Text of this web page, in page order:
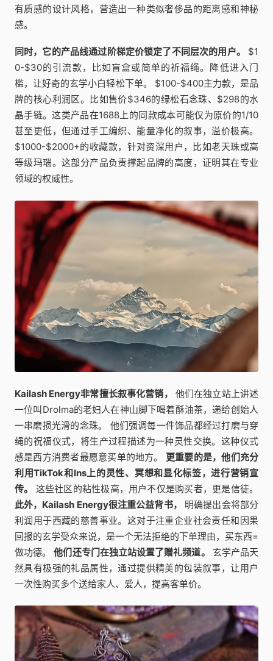
有质感的设计风格，营造出一种类似奢侈品的距离感和神秘
感。
同时，它的产品线通过阶梯定价锁定了不同层次的用户。
$1
0-$30的引流款，比如盲盒或简单的祈福绳。降低进入门
槛，让好奇的玄学小白轻松下单。 $100-$400主力款，是品
牌的核心利润区。比如售价$346的绿松石念珠、$298的水
晶手链。这类产品在1688上的同款成本可能仅为原价的1/10
甚至更低，但通过手工编织、能量净化的叙事，溢价极高。
$1000-$2000+的收藏款，针对资深用户，比如老天珠或高
等级玛瑙。这部分产品负责撑起品牌的高度，证明其在专业
领域的权威性。
Kailash Energy非常擅长叙事化营销，
他们在独立站上讲述
一位叫Drolma的老妇人在神山脚下喝着酥油茶，递给创始人
一串磨损光滑的念珠。 他们强调每一件饰品都经过打磨与穿
绳的祝福仪式，将生产过程描述为一种灵性交换。这种仪式
感是西方消费者最愿意买单的地方。 更重要的是，他们充分
利用TikTok和Ins上的灵性、冥想和显化标签，进行营销宣
传。
这些社区的粘性极高，用户不仅是购买者，更是信徒。
此外，Kailash Energy很注重公益背书，
明确提出会将部分
利润用于西藏的慈善事业。这对于注重企业社会责任和因果
回报的玄学受众来说，是一个无法拒绝的下单理由，买东西=
做功德。他们还专门在独立站设置了赠礼频道。
玄学产品天
然具有极强的礼品属性，通过提供精美的包装叙事，让用户
一次性购买多个送给家人、爱人，提高客单价。